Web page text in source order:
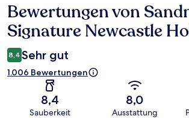
Bewertungen
Bewertungen von
Signature Newcastle
8,4 Sehr gut
1.006 Bewertungen
8,4
Sauberkeit
8,0
Ausstattung